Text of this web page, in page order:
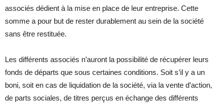
associés dédient à la mise en place de leur entreprise. Cette
somme a pour but de rester durablement au sein de la société
sans être restituée.
Les différents associés n’auront la possibilité de récupérer leurs
fonds de départs que sous certaines conditions. Soit s’il y a un
boni, soit en cas de liquidation de la société, via la vente d’action,
de parts sociales, de titres perçus en échange des différents